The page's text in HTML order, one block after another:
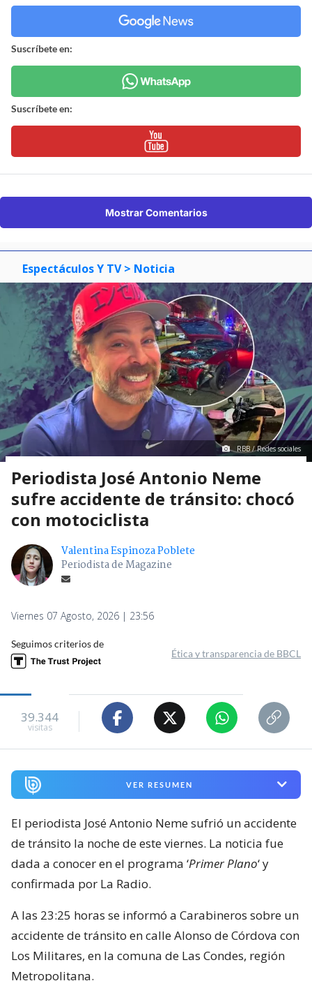
Suscríbete en:
Suscríbete en:
Mostrar Comentarios
Espectáculos Y TV > Noticia
RBB / Redes sociales
Periodista José Antonio Neme
sufre accidente de tránsito: chocó
con motociclista
Valentina Espinoza Poblete
Periodista de Magazine
Viernes 07 Agosto, 2026 | 23:56
Seguimos criterios de
Ética y transparencia de BBCL
39.344
visitas
VER RESUMEN
El periodista José Antonio Neme sufrió un accidente
de tránsito la noche de este viernes. La noticia fue
dada a conocer en el programa ‘Primer Plano‘ y
confirmada por La Radio.
A las 23:25 horas se informó a Carabineros sobre un
accidente de tránsito en calle Alonso de Córdova con
Los Militares, en la comuna de Las Condes, región
Metropolitana.